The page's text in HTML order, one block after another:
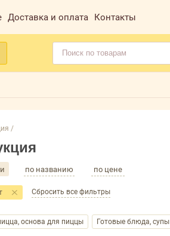
Доставка и оплата Контакты
/
по названию по цене
Сбросить все фильтры
основа для пиццы Готовые блюда, супы